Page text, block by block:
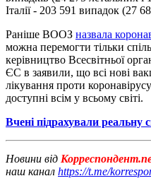
Італії - 203 591 випадок (27
Раніше ВООЗ назвала
можна перемогти тільки
керівництво Всесвітньої
ЄС в заявили, що всі нові
лікування проти
доступні всім у всьому світі.
Вчені підрахували реальну
Новини від
наш канал https://t.me/